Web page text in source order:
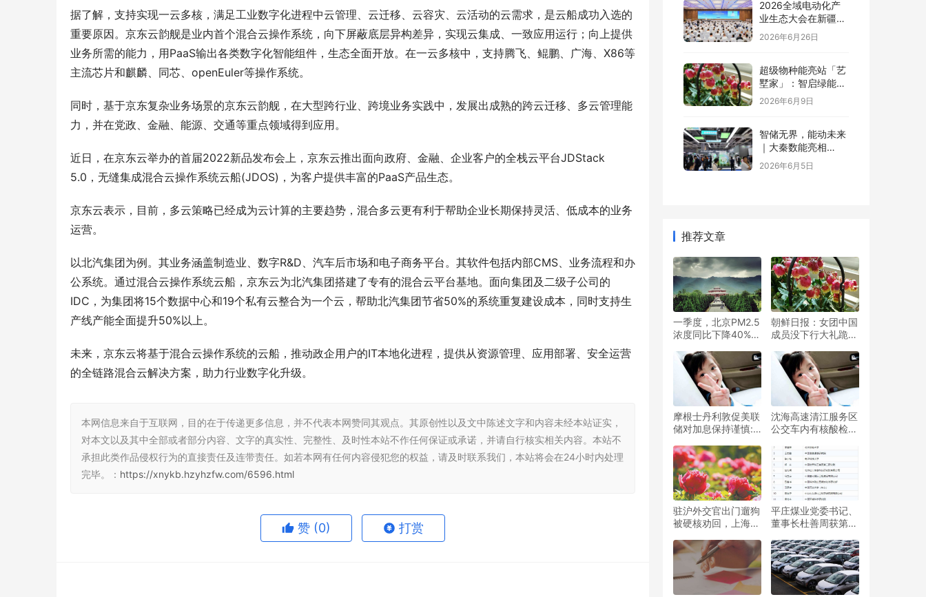
据了解，支持实现一云多核，满足工业数字化进程中云管理、云迁移、云容灾、云活动的云需求，是云船成功入选的
重要原因。京东云韵舰是业内首个混合云操作系统，向下屏蔽底层异构差异，实现云集成、一致应用运行；向上提供
业务所需的能力，用PaaS输出各类数字化智能组件，生态全面开放。在一云多核中，支持腾飞、鲲鹏、广海、X86等
主流芯片和麒麟、同芯、openEuler等操作系统。
同时，基于京东复杂业务场景的京东云韵舰，在大型跨行业、跨境业务实践中，发展出成熟的跨云迁移、多云管理能
力，并在党政、金融、能源、交通等重点领域得到应用。
近日，在京东云举办的首届2022新品发布会上，京东云推出面向政府、金融、企业客户的全栈云平台JDStack
5.0，无缝集成混合云操作系统云船(JDOS)，为客户提供丰富的PaaS产品生态。
京东云表示，目前，多云策略已经成为云计算的主要趋势，混合多云更有利于帮助企业长期保持灵活、低成本的业务
运营。
以北汽集团为例。其业务涵盖制造业、数字R&D、汽车后市场和电子商务平台。其软件包括内部CMS、业务流程和办
公系统。通过混合云操作系统云船，京东云为北汽集团搭建了专有的混合云平台基地。面向集团及二级子公司的
IDC，为集团将15个数据中心和19个私有云整合为一个云，帮助北汽集团节省50%的系统重复建设成本，同时支持生
产线产能全面提升50%以上。
未来，京东云将基于混合云操作系统的云船，推动政企用户的IT本地化进程，提供从资源管理、应用部署、安全运营
的全链路混合云解决方案，助力行业数字化升级。
本网信息来自于互联网，目的在于传递更多信息，并不代表本网赞同其观点。其原创性以及文中陈述文字和内容未经本站证实，
对本文以及其中全部或者部分内容、文字的真实性、完整性、及时性本站不作任何保证或承诺，并请自行核实相关内容。本站不
承担此类作品侵权行为的直接责任及连带责任。如若本网有任何内容侵犯您的权益，请及时联系我们，本站将会在24小时内处理
完毕。： https://xnykb.hzyhzfw.com/6596.html
赞 (0) 打赏
2026全域电动化产
业生态大会在新疆塔
城盛大开幕
2026年6月26日
超级物种能亮站「艺
墅家」：智启绿能，
省钱又增值
2026年6月9日
智储无界，能动未来
｜大秦数能亮相
SNEC，以全场景储
能方案诠释“智储”新
2026年6月5日
推荐文章
一季度，北京PM2.5
浓度同比下降40%，
高
朝鲜日报：女团中国
成员没下行大礼跪遭
摩根士丹利敦促美联
储对加息保持谨慎:
不应轻举妄动
沈海高速清江服务区
公交车内有核酸检测
现复查10人阳性
驻沪外交官出门遛狗
被硬核劝回，上海大
特权
平庄煤业党委书记、
董事长杜善周获第六